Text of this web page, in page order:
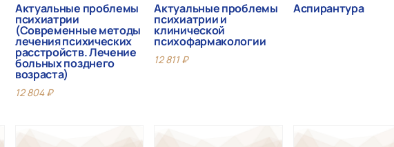
Актуальные проблемы
психиатрии
(Современные методы
лечения психических
расстройств. Лечение
больных позднего
возраста)
12 804₽
Актуальные проблемы
психиатрии и
клинической
психофармакологии
12 811₽
Аспирантура